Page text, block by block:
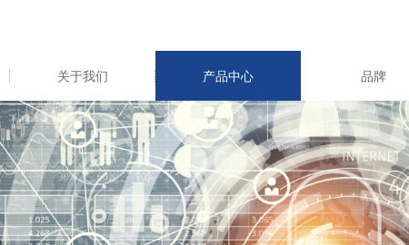
关于我们 产品中心 品牌